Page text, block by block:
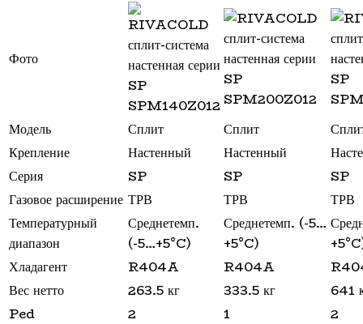
Фото
Модель Сплит Сплит
Крепление
Настенный Настенный
Серия
SP SP
SP
Газовое расширение ТРВ ТРВ
ТРВ
Температурный
диапазон
Среднетемп.
(-5…+5°C)
Среднетемп. (-5…
+5°C)
Хладагент
R404A R404A
Вес нетто
263.5 кг 333.5 кг
641
Ped
2 1
2